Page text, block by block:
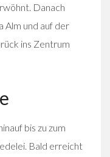
Danach
Alm und auf der
ins Zentrum
bis zu zum
Bald erreicht